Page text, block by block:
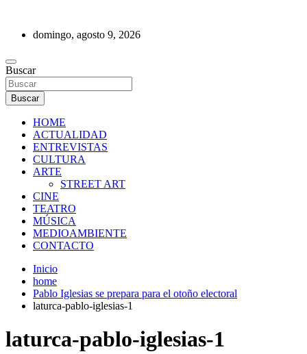
contenidodomingo, agosto 9, 2026
REVISTA DE PRENSA
Buscar
Buscar
HOME
ACTUALIDAD
ENTREVISTAS
CULTURA
ARTE
STREET ART
CINE
TEATRO
MÚSICA
MEDIOAMBIENTE
CONTACTO
Inicio
home
Pablo Iglesias se prepara para el otoño electoral
laturca-pablo-iglesias-1
laturca-pablo-iglesias-1